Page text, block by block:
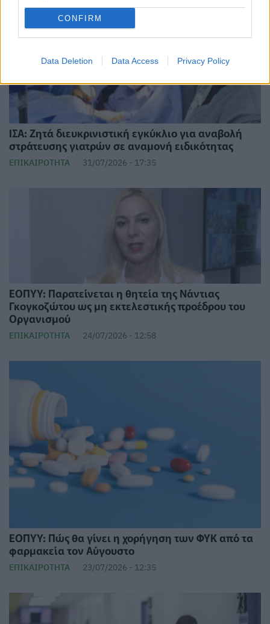
CONFIRM
Data Deletion Data Access Privacy Policy
ΙΣΑ: Ζητά διευκρινιστική εγκύκλιο για αναβολή
στράτευσης γιατρών σε αναμονή ειδικότητας
ΕΠΙΚΑΙΡΌΤΗΤΑ 31/07/2026 - 17:35
ΕΟΠΥΥ: Παρατείνεται η θητεία της Νάντιας
Γκογκοζώτου ως μη εκτελεστικής προέδρου του
Οργανισμού
ΕΠΙΚΑΙΡΌΤΗΤΑ 24/07/2026 - 12:58
ΕΟΠΥΥ: Πώς θα γίνει η χορήγηση των ΦΥΚ από τα
φαρμακεία τον Αύγουστο
ΕΠΙΚΑΙΡΌΤΗΤΑ 23/07/2026 - 12:35